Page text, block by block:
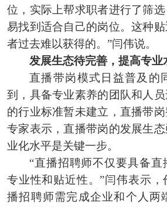
位，实际上帮求职者进行了筛
易找到适合自己的岗位。这种
者过去难以获得的。”闫伟说。
发展生态待完善，提高专业
直播带岗模式日益普及的
到，具备专业素养的团队和人
的行业标准暂未建立，直播带岗
专家表示，直播带岗的发展生
业化水平是关键一步。
“直播招聘师不仅要具备
专业性和贴近性。”闫伟表示
播招聘师需完成企业和个人两